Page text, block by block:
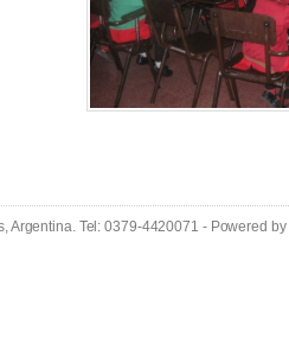
Argentina. Tel: 0379-4420071 - Powered by